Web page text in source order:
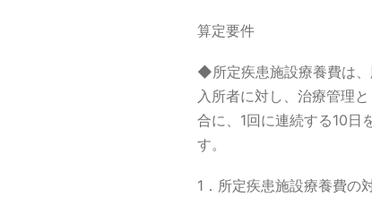
算定要件
◆所定疾患施設療養費は
入所者に対し、治療管理
合に、1回に連続する10日
す。
1．所定疾患施設療養費の